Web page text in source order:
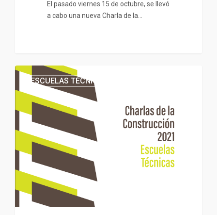
El pasado viernes 15 de octubre, se llevó
a cabo una nueva Charla de la…
ESCUELAS TÉCNICAS